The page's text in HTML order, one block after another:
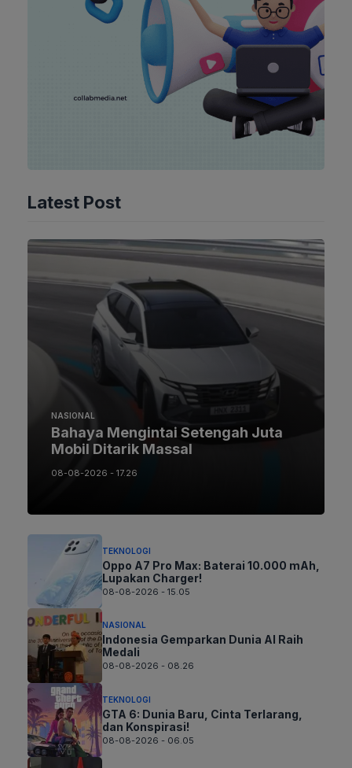
Latest Post
NASIONAL
Bahaya Mengintai Setengah Juta
Mobil Ditarik Massal
08-08-2026 - 17.26
TEKNOLOGI
Oppo A7 Pro Max: Baterai 10.000 mAh,
Lupakan Charger!
08-08-2026 - 15.05
NASIONAL
Indonesia Gemparkan Dunia AI Raih
Medali
08-08-2026 - 08.26
TEKNOLOGI
GTA 6: Dunia Baru, Cinta Terlarang,
dan Konspirasi!
08-08-2026 - 06.05